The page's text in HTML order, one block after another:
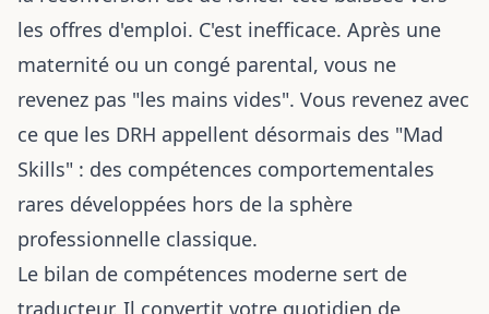
les offres d'emploi. C'est inefficace. Après une
maternité ou un congé parental, vous ne
revenez pas "les mains vides". Vous revenez avec
ce que les DRH appellent désormais des "Mad
Skills" : des compétences comportementales
rares développées hors de la sphère
professionnelle classique.
Le bilan de compétences moderne sert de
traducteur. Il convertit votre quotidien de